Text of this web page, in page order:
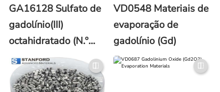
GA16128 Sulfato de
gadolínio(III)
octahidratado (N.º
CAS: 13450-87-8)
VD0548 Materiais de
evaporação de
gadolínio (Gd)